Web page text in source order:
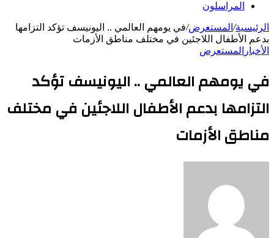
المراسلون
الرئيسية/ المستعرض/في يومهم العالمي .. اليونيسف تؤكد التزامها
بدعم الأطفال اللاجئين في مختلف مناطق الأزمات
الأخبار المستعرض
في يومهم العالمي .. اليونيسف تؤكد
التزامها بدعم الأطفال اللاجئين في مختلف
مناطق الأزمات